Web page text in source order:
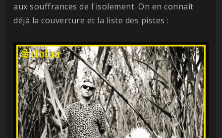
aux souffrances de l'isolement. On en connaît
déjà la couverture et la liste des pistes :